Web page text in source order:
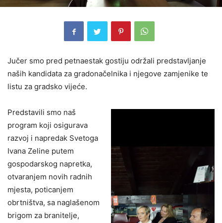
Jučer smo pred petnaestak gostiju održali predstavljanje
naših kandidata za gradonačelnika i njegove zamjenike te
listu za gradsko vijeće.
Predstavili smo naš
program koji osigurava
razvoj i napredak Svetoga
Ivana Zeline putem
gospodarskog napretka,
otvaranjem novih radnih
mjesta, poticanjem
obrtništva, sa naglašenom
brigom za branitelje,